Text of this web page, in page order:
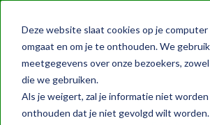
Deze website slaat cookies op je
omgaat en om je te onthouden. We
meetgegevens over onze bezoekers,
die we gebruiken.
Als je weigert, zal je informatie niet
onthouden dat je niet gevolgd wilt worden.